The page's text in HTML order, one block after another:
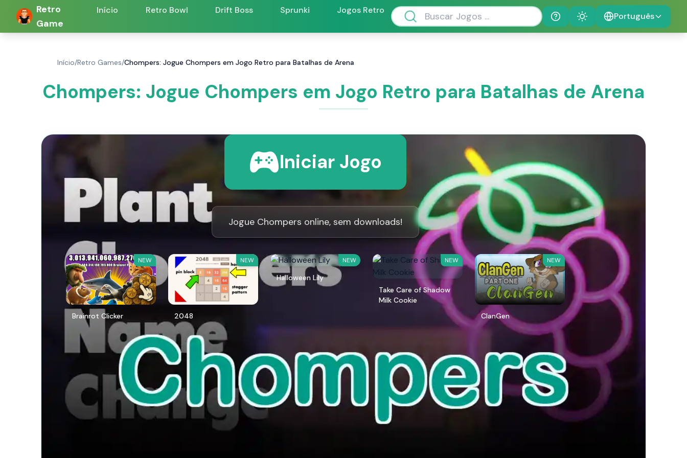
Retro
Game
Início Retro Bowl Drift Boss Sprunki
Jogos Retro
Help
Theme Português
Início/Retro Games/Chompers: Jogue Chompers em Jogo Retro para Batalhas de Arena
Chompers: Jogue Chompers em Jogo Retro para Batalhas de Arena
Iniciar Jogo
Jogue Chompers online, sem downloads!
NEW
Brainrot Clicker
NEW
2048
NEW
Halloween Lily
NEW
Take Care of Shadow
Milk Cookie
NEW
ClanGen